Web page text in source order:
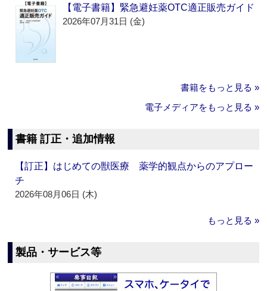
【電子書籍】緊急避妊薬OTC適正販売ガイド
2026年07月31日 (金)
書籍をもっと見る »
電子メディアをもっと見る »
書籍 訂正・追加情報
【訂正】はじめての獣医療 薬学的観点からのアプロー
チ
2026年08月06日 (木)
もっと見る »
製品・サービス等